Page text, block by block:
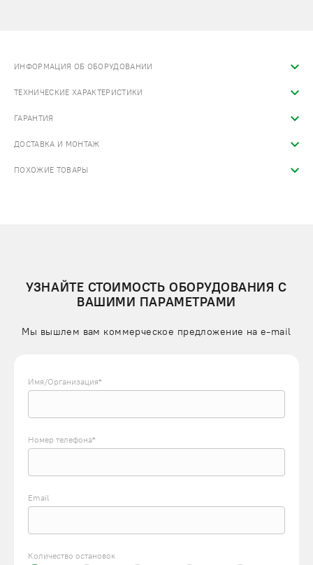
ИНФОРМАЦИЯ ОБ ОБОРУДОВАНИИ
ТЕХНИЧЕСКИЕ ХАРАКТЕРИСТИКИ
ГАРАНТИЯ
ДОСТАВКА И МОНТАЖ
ПОХОЖИЕ ТОВАРЫ
УЗНАЙТЕ СТОИМОСТЬ ОБОРУДОВАНИЯ С
ВАШИМИ ПАРАМЕТРАМИ
Мы вышлем вам коммерческое предложение на e-mail
Имя/Организация*
Номер телефона*
Email
Количество остановок